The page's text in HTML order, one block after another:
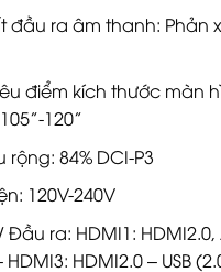
đầu ra âm thanh: Phản
điểm kích thước màn
120”
84% DCI-P3
120V-240V
ra: HDMI1: HDMI2.0,
HDMI2.0 – USB